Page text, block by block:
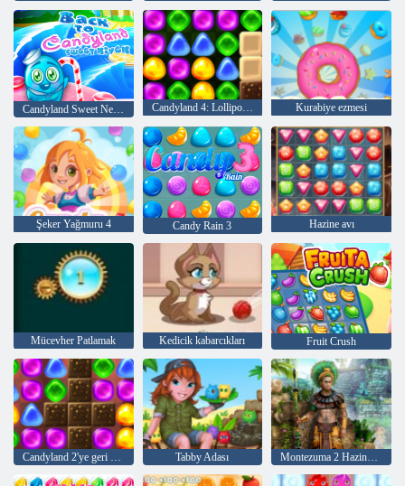
Candyland 4: Lollipop Bahçesi Kurabiye ezmesi
Şeker Yağmuru 4 Candy Rain 3 Hazine avı
Mücevher Patlamak Kedicik kabarcıkları Fruit Crush
Candyland 2'ye geri dön Tabby Adası Montezuma 2 Hazineleri